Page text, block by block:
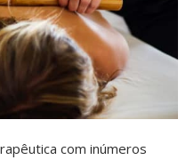
com inúmeros